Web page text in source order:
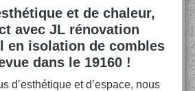
et de chaleur,
avec JL rénovation
en isolation de combles
dans le 19160 !
d’esthétique et d’espace, nous